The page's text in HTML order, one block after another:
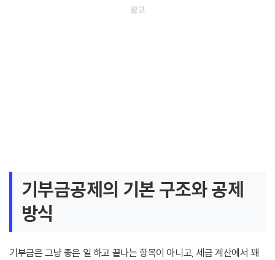
기부금공제의 기본 구조와 공제
방식
기부금은 그냥 좋은 일 하고 끝나는 항목이 아니고, 세금 계산에서 꽤